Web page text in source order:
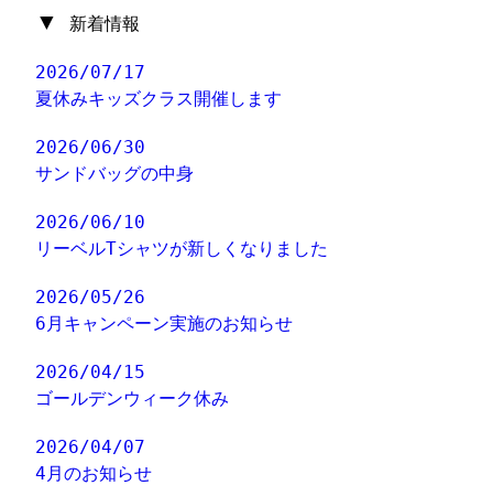
▼ 新着情報
2026/07/17
夏休みキッズクラス開催します
2026/06/30
サンドバッグの中身
2026/06/10
リーベルTシャツが新しくなりました
2026/05/26
6月キャンペーン実施のお知らせ
2026/04/15
ゴールデンウィーク休み
2026/04/07
4月のお知らせ